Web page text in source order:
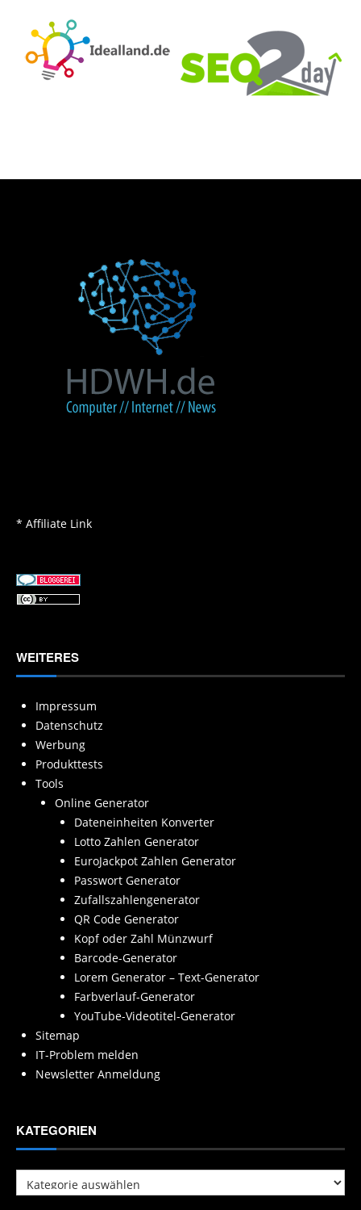
* Affiliate Link
WEITERES
Impressum
Datenschutz
Werbung
Produkttests
Tools
Online Generator
Dateneinheiten Konverter
Lotto Zahlen Generator
EuroJackpot Zahlen Generator
Passwort Generator
Zufallszahlengenerator
QR Code Generator
Kopf oder Zahl Münzwurf
Barcode-Generator
Lorem Generator – Text-Generator
Farbverlauf-Generator
YouTube-Videotitel-Generator
Sitemap
IT-Problem melden
Newsletter Anmeldung
KATEGORIEN
Kategorien